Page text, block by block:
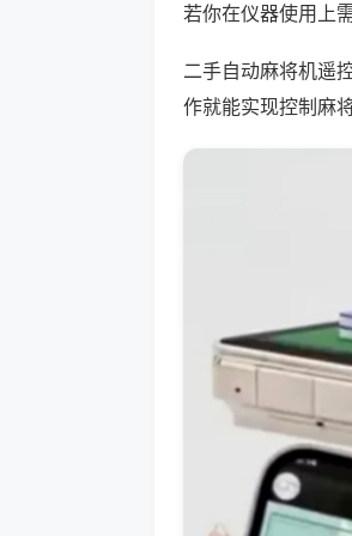
若你在仪器使用上
二手自动麻将机遥
作就能实现控制麻